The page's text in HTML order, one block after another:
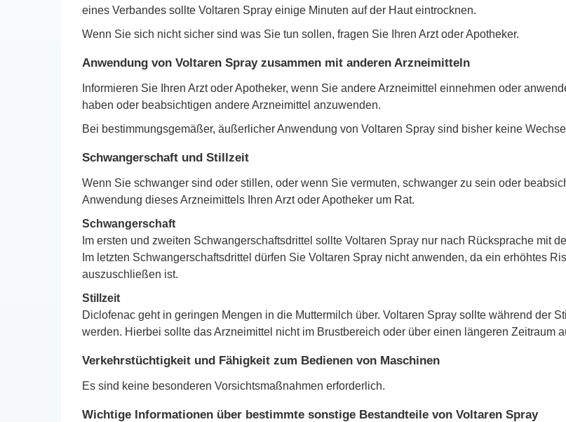
eines Verbandes sollte Voltaren Spray einige Minuten auf der Haut eintrocknen.
Wenn Sie sich nicht sicher sind was Sie tun sollen, fragen Sie Ihren Arzt oder Apotheker.
Anwendung von Voltaren Spray zusammen mit anderen Arzneimitteln
Informieren Sie Ihren Arzt oder Apotheker, wenn Sie andere Arzneimittel einnehmen oder
haben oder beabsichtigen andere Arzneimittel anzuwenden.
Bei bestimmungsgemäßer, äußerlicher Anwendung von Voltaren Spray sind bisher keine
Schwangerschaft und Stillzeit
Wenn Sie schwanger sind oder stillen, oder wenn Sie vermuten, schwanger zu sein oder
Anwendung dieses Arzneimittels Ihren Arzt oder Apotheker um Rat.
Schwangerschaft
Im ersten und zweiten Schwangerschaftsdrittel sollte Voltaren Spray nur nach Rücksprache mit
Im letzten Schwangerschaftsdrittel dürfen Sie Voltaren Spray nicht anwenden, da ein erhöhtes
auszuschließen ist.
Stillzeit
Diclofenac geht in geringen Mengen in die Muttermilch über. Voltaren Spray sollte während der
werden. Hierbei sollte das Arzneimittel nicht im Brustbereich oder über einen längeren Zeitraum
Verkehrstüchtigkeit und Fähigkeit zum Bedienen von Maschinen
Es sind keine besonderen Vorsichtsmaßnahmen erforderlich.
Wichtige Informationen über bestimmte sonstige Bestandteile von Voltaren Spray